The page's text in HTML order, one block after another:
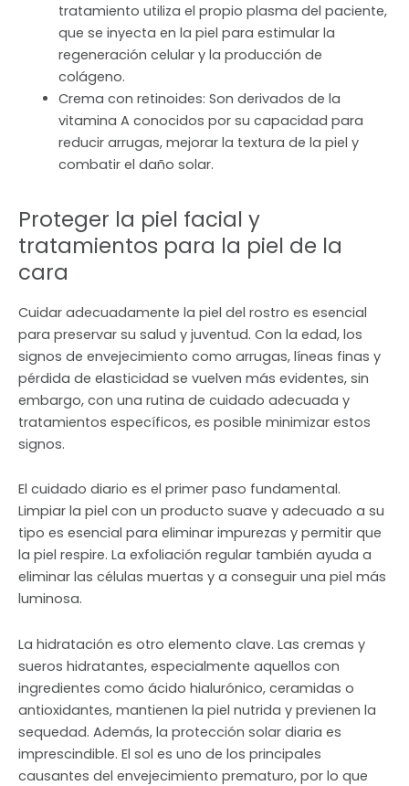
tratamiento utiliza el propio plasma del paciente,
que se inyecta en la piel para estimular la
regeneración celular y la producción de
colágeno.
Crema con retinoides: Son derivados de la
vitamina A conocidos por su capacidad para
reducir arrugas, mejorar la textura de la piel y
combatir el daño solar.
Proteger la piel facial y
tratamientos para la piel de la
cara
Cuidar adecuadamente la piel del rostro es esencial
para preservar su salud y juventud. Con la edad, los
signos de envejecimiento como arrugas, líneas finas y
pérdida de elasticidad se vuelven más evidentes, sin
embargo, con una rutina de cuidado adecuada y
tratamientos específicos, es posible minimizar estos
signos.
El cuidado diario es el primer paso fundamental.
Limpiar la piel con un producto suave y adecuado a su
tipo es esencial para eliminar impurezas y permitir que
la piel respire. La exfoliación regular también ayuda a
eliminar las células muertas y a conseguir una piel más
luminosa.
La hidratación es otro elemento clave. Las cremas y
sueros hidratantes, especialmente aquellos con
ingredientes como ácido hialurónico, ceramidas o
antioxidantes, mantienen la piel nutrida y previenen la
sequedad. Además, la protección solar diaria es
imprescindible. El sol es uno de los principales
causantes del envejecimiento prematuro, por lo que